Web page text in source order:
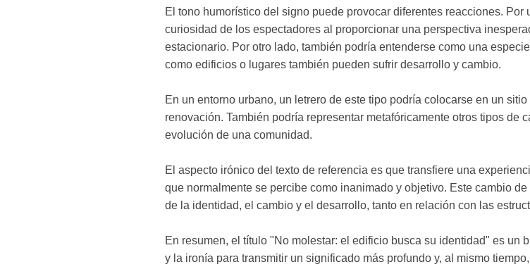
El tono humorístico del signo puede provocar diferentes reacciones.
curiosidad de los espectadores al proporcionar una perspectiva
estacionario. Por otro lado, también podría entenderse como una
como edificios o lugares también pueden sufrir desarrollo y cambio.
En un entorno urbano, un letrero de este tipo podría colocarse en un
renovación. También podría representar metafóricamente otros tipos de
evolución de una comunidad.
El aspecto irónico del texto de referencia es que transfiere una
que normalmente se percibe como inanimado y objetivo. Este cambio
de la identidad, el cambio y el desarrollo, tanto en relación con las
En resumen, el título "No molestar: el edificio busca su identidad" es un
y la ironía para transmitir un significado más profundo y, al mismo